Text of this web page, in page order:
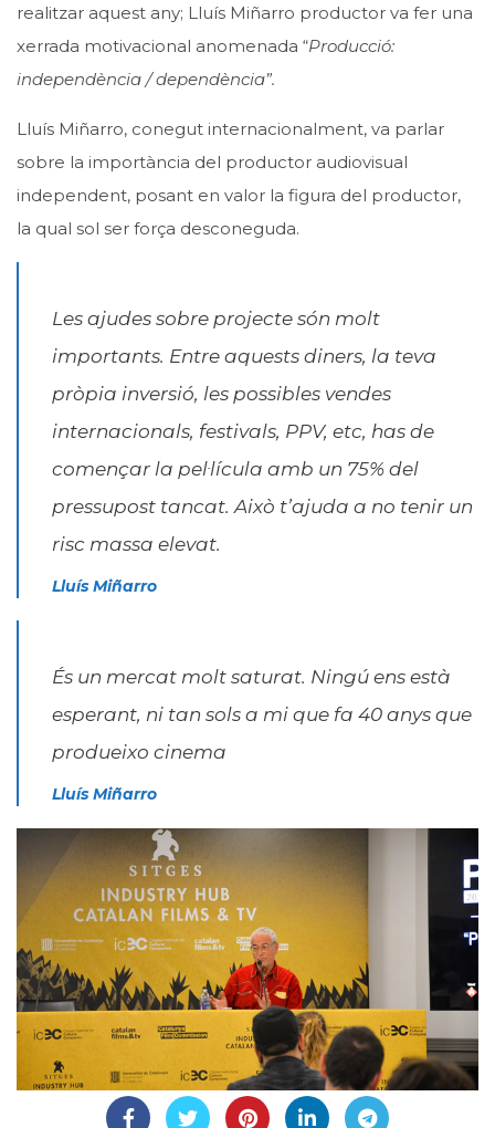
realitzar aquest any; Lluís Miñarro productor va fer una
xerrada motivacional anomenada “Producció:
independència / dependència”.
Lluís Miñarro, conegut internacionalment, va parlar
sobre la importància del productor audiovisual
independent, posant en valor la figura del productor,
la qual sol ser força desconeguda.
Les ajudes sobre projecte són molt
importants. Entre aquests diners, la teva
pròpia inversió, les possibles vendes
internacionals, festivals, PPV, etc, has de
començar la pel·lícula amb un 75% del
pressupost tancat. Això t’ajuda a no tenir un
risc massa elevat.
Lluís Miñarro
És un mercat molt saturat. Ningú ens està
esperant, ni tan sols a mi que fa 40 anys que
produeixo cinema
Lluís Miñarro